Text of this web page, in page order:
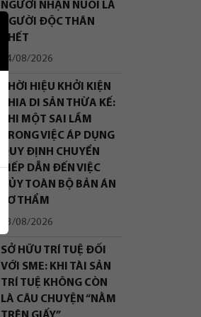
NGƯỜI NHẬN NUÔI LÀ
NGƯỜI ĐỘC THÂN
CHẾT
04/08/2026
THỜI HIỆU KHỞI KIỆN
CHIA DI SẢN THỪA KẾ:
KHI MỘT SAI LẦM
TRONG VIỆC ÁP DỤNG
QUY ĐỊNH CHUYỂN
TIẾP DẪN ĐẾN VIỆC
HỦY TOÀN BỘ BẢN ÁN
SƠ THẨM
03/08/2026
SỞ HỮU TRÍ TUỆ ĐỐI
VỚI SME: KHI TÀI SẢN
TRÍ TUỆ KHÔNG CÒN
LÀ CÂU CHUYỆN “NẰM